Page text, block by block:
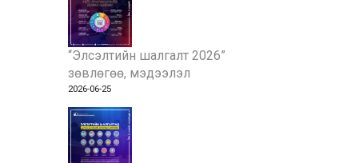
“Элсэлтийн шалгалт 2026”
зөвлөгөө, мэдээлэл
2026-06-25